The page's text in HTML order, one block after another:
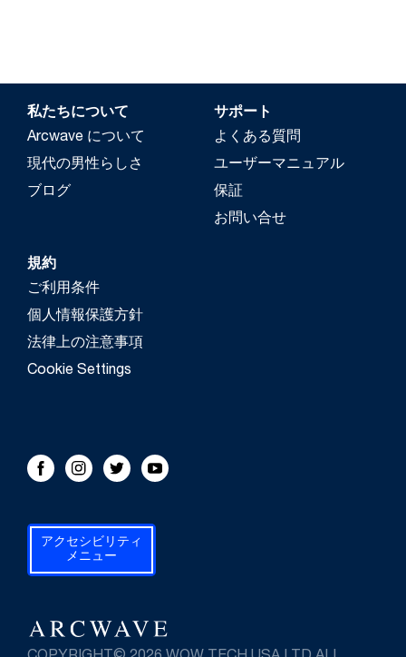
私たちについて
Arcwave について
現代の男性らしさ
ブログ
サポート
よくある質問
ユーザーマニュアル
保証
お問い合せ
規約
ご利用条件
個人情報保護方針
法律上の注意事項
Cookie Settings
FOLLOW US!
FacebookInstagram
TwitterYoutube
アクセシビリティ
メニュー